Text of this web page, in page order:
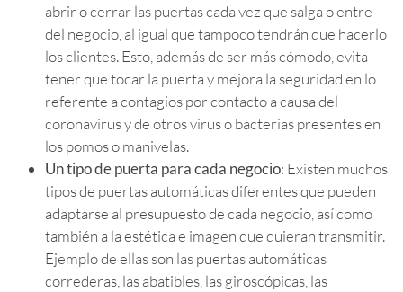
abrir o cerrar las puertas cada vez que salga o entre
del negocio, al igual que tampoco tendrán que hacerlo
los clientes. Esto, además de ser más cómodo, evita
tener que tocar la puerta y mejora la seguridad en lo
referente a contagios por contacto a causa del
coronavirus y de otros virus o bacterias presentes en
los pomos o manivelas.
Un tipo de puerta para cada negocio: Existen muchos
tipos de puertas automáticas diferentes que pueden
adaptarse al presupuesto de cada negocio, así como
también a la estética e imagen que quieran transmitir.
Ejemplo de ellas son las puertas automáticas
correderas, las abatibles, las giroscópicas, las